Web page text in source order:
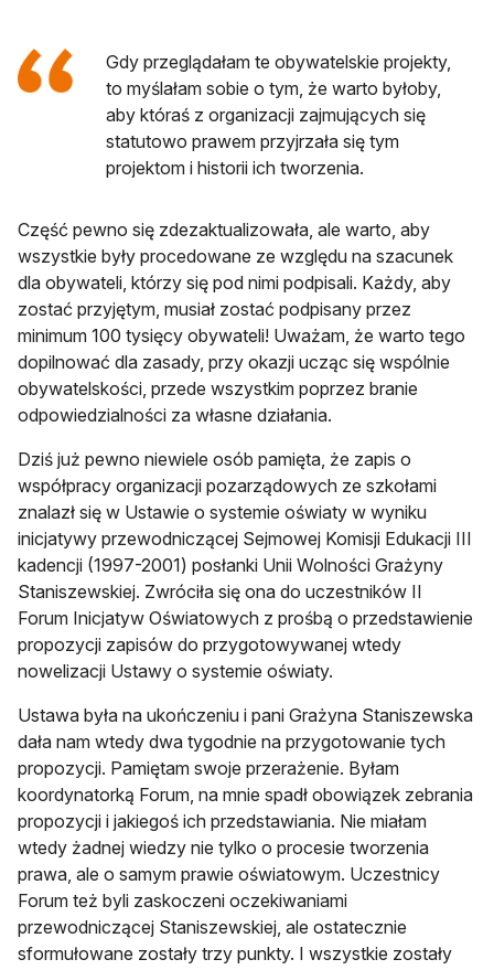
Gdy przeglądałam te obywatelskie projekty,
to myślałam sobie o tym, że warto byłoby,
aby któraś z organizacji zajmujących się
statutowo prawem przyjrzała się tym
projektom i historii ich tworzenia.
Część pewno się zdezaktualizowała, ale warto, aby
wszystkie były procedowane ze względu na szacunek
dla obywateli, którzy się pod nimi podpisali. Każdy, aby
zostać przyjętym, musiał zostać podpisany przez
minimum 100 tysięcy obywateli! Uważam, że warto tego
dopilnować dla zasady, przy okazji ucząc się wspólnie
obywatelskości, przede wszystkim poprzez branie
odpowiedzialności za własne działania.
Dziś już pewno niewiele osób pamięta, że zapis o
współpracy organizacji pozarządowych ze szkołami
znalazł się w Ustawie o systemie oświaty w wyniku
inicjatywy przewodniczącej Sejmowej Komisji Edukacji III
kadencji (1997-2001) posłanki Unii Wolności Grażyny
Staniszewskiej. Zwróciła się ona do uczestników II
Forum Inicjatyw Oświatowych z prośbą o przedstawienie
propozycji zapisów do przygotowywanej wtedy
nowelizacji Ustawy o systemie oświaty.
Ustawa była na ukończeniu i pani Grażyna Staniszewska
dała nam wtedy dwa tygodnie na przygotowanie tych
propozycji. Pamiętam swoje przerażenie. Byłam
koordynatorką Forum, na mnie spadł obowiązek zebrania
propozycji i jakiegoś ich przedstawiania. Nie miałam
wtedy żadnej wiedzy nie tylko o procesie tworzenia
prawa, ale o samym prawie oświatowym. Uczestnicy
Forum też byli zaskoczeni oczekiwaniami
przewodniczącej Staniszewskiej, ale ostatecznie
sformułowane zostały trzy punkty. I wszystkie zostały